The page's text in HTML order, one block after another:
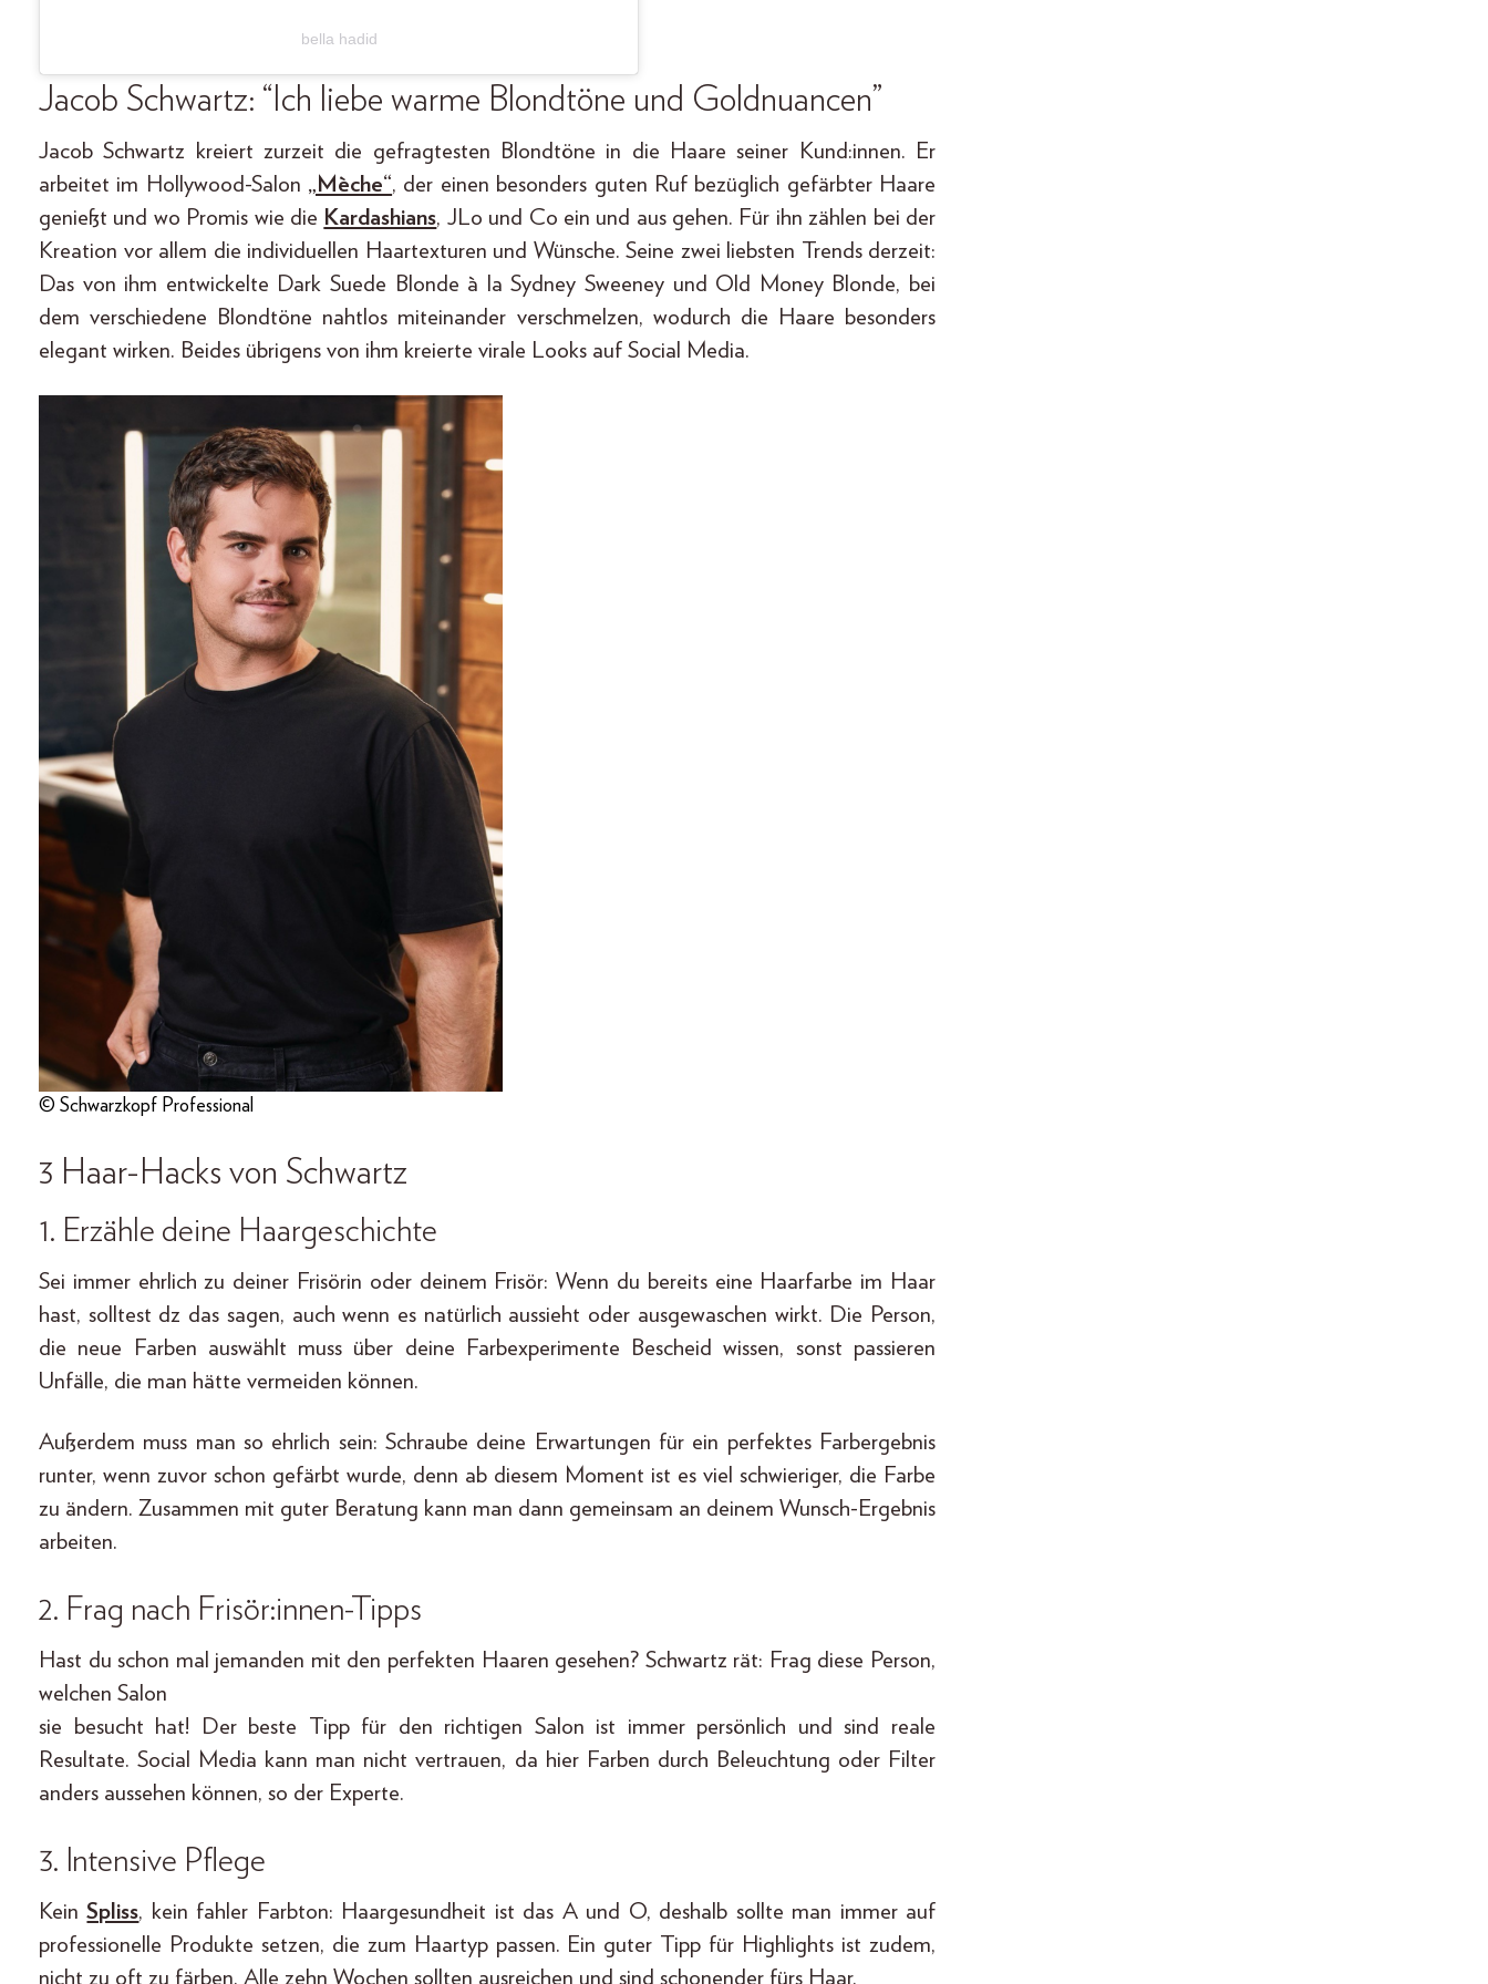
bella hadid
Jacob Schwartz: “Ich liebe warme Blondtöne und Goldnuancen”
Jacob Schwartz kreiert zurzeit die gefragtesten Blondtöne in die Haare seiner Kund:innen. Er
arbeitet im Hollywood-Salon „Mèche“, der einen besonders guten Ruf bezüglich gefärbter Haare
genießt und wo Promis wie die Kardashians, JLo und Co ein und aus gehen. Für ihn zählen bei der
Kreation vor allem die individuellen Haartexturen und Wünsche. Seine zwei liebsten Trends derzeit:
Das von ihm entwickelte Dark Suede Blonde à la Sydney Sweeney und Old Money Blonde, bei
dem verschiedene Blondtöne nahtlos miteinander verschmelzen, wodurch die Haare besonders
elegant wirken. Beides übrigens von ihm kreierte virale Looks auf Social Media.
© Schwarzkopf Professional
3 Haar-Hacks von Schwartz
1. Erzähle deine Haargeschichte
Sei immer ehrlich zu deiner Frisörin oder deinem Frisör: Wenn du bereits eine Haarfarbe im Haar
hast, solltest dz das sagen, auch wenn es natürlich aussieht oder ausgewaschen wirkt. Die Person,
die neue Farben auswählt muss über deine Farbexperimente Bescheid wissen, sonst passieren
Unfälle, die man hätte vermeiden können.
Außerdem muss man so ehrlich sein: Schraube deine Erwartungen für ein perfektes Farbergebnis
runter, wenn zuvor schon gefärbt wurde, denn ab diesem Moment ist es viel schwieriger, die Farbe
zu ändern. Zusammen mit guter Beratung kann man dann gemeinsam an deinem Wunsch-Ergebnis
arbeiten.
2. Frag nach Frisör:innen-Tipps
Hast du schon mal jemanden mit den perfekten Haaren gesehen? Schwartz rät: Frag diese Person,
welchen Salon
sie besucht hat! Der beste Tipp für den richtigen Salon ist immer persönlich und sind reale
Resultate. Social Media kann man nicht vertrauen, da hier Farben durch Beleuchtung oder Filter
anders aussehen können, so der Experte.
3. Intensive Pflege
KeinSpliss, kein fahler Farbton: Haargesundheit ist das A und O, deshalb sollte man immer auf
professionelle Produkte setzen, die zum Haartyp passen. Ein guter Tipp für Highlights ist zudem,
nicht zu oft zu färben. Alle zehn Wochen sollten ausreichen und sind schonender fürs Haar.